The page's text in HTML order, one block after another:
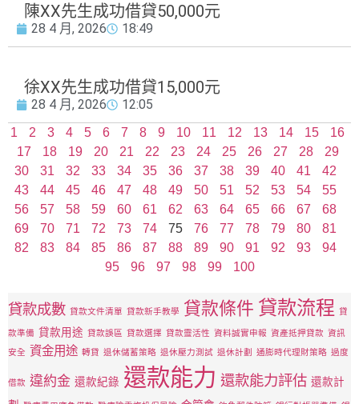
陳XX先生成功借貸50,000元
28 4 月, 2026 18:49
徐XX先生成功借貸15,000元
28 4 月, 2026 12:05
1 2 3 4 5 6 7 8 9 10 11 12 13 14 15
16
17
18 19 20 21 22 23 24 25 26 27 28
29
30
31 32 33 34 35 36 37 38 39 40 41
42
43
44 45 46 47 48 49 50 51 52 53 54
55
56
57 58 59 60 61 62 63 64 65 66 67
68
69
70 71 72 73 74 75 76 77 78 79 80
81
82
83 84 85 86 87 88 89 90 91 92 93
94
95
96 97 98 99 100
貸款成數 貸款文件清單 貸款新手教學 貸款條件 貸款流程 貸
款準備 貸款用途 貸款誤區 貸款選擇 貸款靈活性 資料誠實申報 資產抵押貸款 資訊
安全 資金用途 轉貸 退休儲蓄策略 退休壓力測試 退休計劃 通膨時代理財策略 過度
借款 違約金 還款紀錄 還款能力 還款能力評估 還款計